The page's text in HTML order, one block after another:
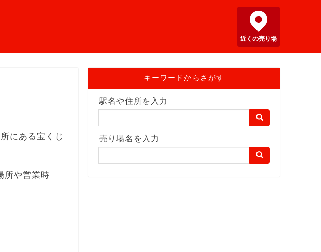
近くの売り場
にある宝くじ
所や営業時
キーワードからさがす
駅名や住所を入力
売り場名を入力